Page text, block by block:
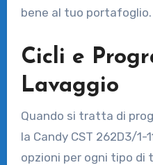
bene al tuo portafoglio.
Cicli e
Lavaggio
Quando si tratta di
la Candy CST 262D3/
opzioni per ogni tipo di